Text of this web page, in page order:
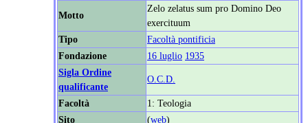
Motto
Zelo zelatus sum pro Domino Deo
exercituum
Tipo
Facoltà pontificia
Fondazione
16 luglio 1935
Sigla Ordine
qualificante
O.C.D.
Facoltà
1: Teologia
Sito
(web)